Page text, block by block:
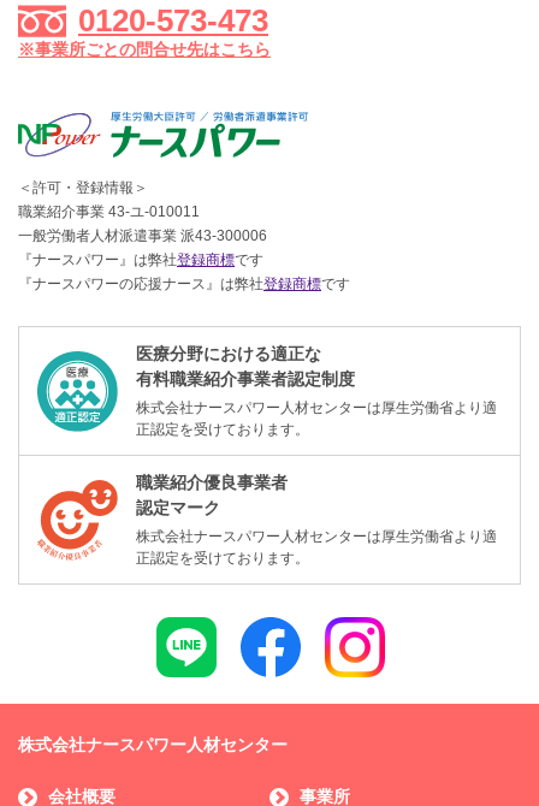
0120-573-473
※事業所ごとの問合せ先はこちら
＜許可・登録情報＞
職業紹介事業 43-ユ-010011
一般労働者人材派遣事業 派43-300006
『ナースパワー』は弊社登録商標です
『ナースパワーの応援ナース』は弊社登録商標です
医療分野における適正な
有料職業紹介事業者認定制度
株式会社ナースパワー人材センターは厚生労働省より適
正認定を受けております。
職業紹介優良事業者
認定マーク
株式会社ナースパワー人材センターは厚生労働省より適
正認定を受けております。
株式会社ナースパワー人材センター
会社概要 事業所